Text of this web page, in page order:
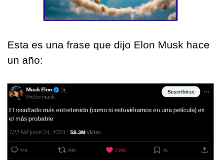
Esta es una frase que dijo Elon Musk hace
un año: